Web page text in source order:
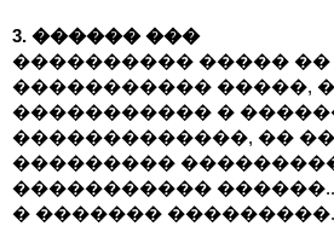
3. ������ ���
���������� �����
����������� �����,
����������� �
�������������, ��
���������
�����������
� �������